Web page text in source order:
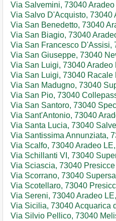
Via Salvemini, 73040 Aradeo
Via Salvo D'Acquisto, 73040
Via San Benedetto, 73040
Via San Biagio, 73040
Via San Francesco D'Assisi,
Via San Giuseppe, 73040
Via San Luigi, 73040 Aradeo
Via San Luigi, 73040 Racale
Via San Madugno, 73040
Via San Pio, 73040
Via San Santoro, 73040
Via Sant'Antonio, 73040
Via Santa Lucia, 73040
Via Santissima Annunziata,
Via Scalfo, 73040 Aradeo
Via Schillanti VI, 73040
Via Sciascia, 73040
Via Scorrano, 73040
Via Scotellaro, 73040
Via Sereni, 73040 Aradeo
Via Sicilia, 73040 Acquarica
Via Silvio Pellico, 73040